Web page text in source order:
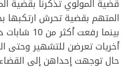
قضية المولوي تذكرنا بقضية
بينما رفعت
أخريات تعرضن للتشهير وحتى
حال توجهت إحداهن إلى